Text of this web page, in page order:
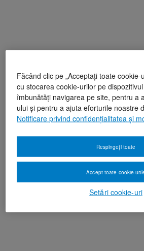
Făcând clic pe „Acceptați toate cookie-
cu stocarea cookie-urilor pe
îmbunătăți navigarea pe site, pentru a
ului și pentru a ajuta eforturile noastre
Notificare privind confidențialitatea și
Setări cookie-uri
Respingeți toate
Accept toate cookie-